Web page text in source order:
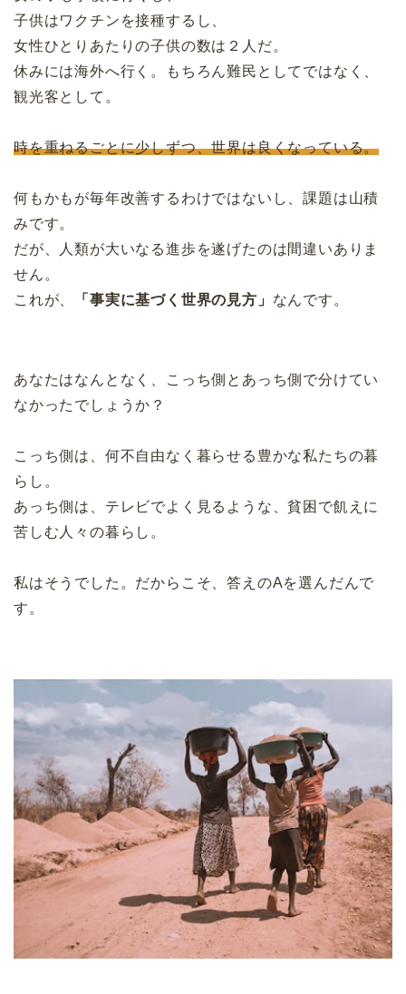
子供はワクチンを接種するし、
女性ひとりあたりの子供の数は２人だ。
休みには海外へ行く。もちろん難民としてではなく、
観光客として。
時を重ねるごとに少しずつ、世界は良くなっている。
何もかもが毎年改善するわけではないし、課題は山積
みです。
だが、人類が大いなる進歩を遂げたのは間違いありま
せん。
これが、
「事実に基づく世界の見方」 なんです。
あなたはなんとなく、こっち側とあっち側で分けてい
なかったでしょうか？
こっち側は、何不自由なく暮らせる豊かな私たちの暮
らし。
あっち側は、テレビでよく見るような、貧困で飢えに
苦しむ人々の暮らし。
私はそうでした。だからこそ、答えのAを選んだんで
す。